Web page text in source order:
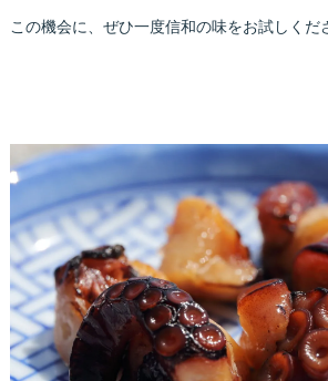
この機会に、ぜひ一度信和の味をお試しくだ